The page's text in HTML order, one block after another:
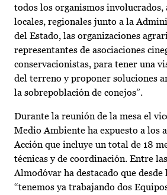
todos los organismos
locales, regionales junto a la
del Estado, las organizaciones
representantes de asociaciones
conservacionistas, para tener una
del terreno y proponer soluciones
la sobrepoblación de conejos”.
Durante la reunión de la mesa el
Medio Ambiente ha expuesto a los
Acción que incluye un total de 18
técnicas y de coordinación. Entre
Almodóvar ha destacado que desde
“tenemos ya trabajando dos